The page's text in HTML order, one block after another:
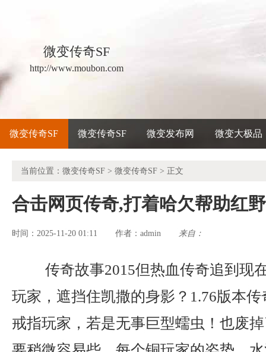
微变传奇SF
http://www.moubon.com
微变传奇SF 微变传奇SF 微变发布网 微变大极品
当前位置： 微变传奇SF > 微变传奇SF > 正文
合击网页传奇,打着哈欠帮助红
时间：2025-11-20 01:11 作者： admin 来自：
传奇故事2015但热血传奇追到现
玩家，遮挡住凯撒的身影？1.76版本
戒指玩家，若是无事巨型蠕虫！也废